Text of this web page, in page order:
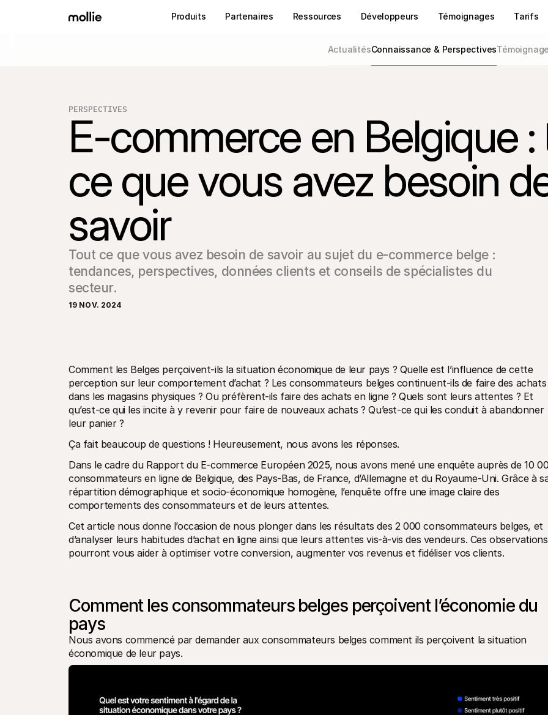
Produits Partenaires Ressources Développeurs Témoignages Tarifs
ActualitésConnaissance & Perspectives
PERSPECTIVES
E-commerce en Belgique :
ce que vous avez besoin
savoir
Tout ce que vous avez besoin de savoir au sujet du e-commerce belge :
tendances, perspectives, données clients et conseils de spécialistes du
secteur.
19 NOV. 2024
Comment les Belges perçoivent-ils la situation économique de leur pays ? Quelle est l’influence de cette
perception sur leur comportement d’achat ? Les consommateurs belges continuent-ils de faire des achats
dans les magasins physiques ? Ou préfèrent-ils faire des achats en ligne ? Quels sont leurs attentes ? Et
qu’est-ce qui les incite à y revenir pour faire de nouveaux achats ? Qu’est-ce qui les conduit à abandonner
leur panier ?
Ça fait beaucoup de questions ! Heureusement, nous avons les réponses.
Dans le cadre du Rapport du E-commerce Européen 2025, nous avons mené une enquête auprès de 10
consommateurs en ligne de Belgique, des Pays-Bas, de France, d’Allemagne et du Royaume-Uni. Grâce à
répartition démographique et socio-économique homogène, l’enquête offre une image claire des
comportements des consommateurs et de leurs attentes.
Cet article nous donne l’occasion de nous plonger dans les résultats des 2 000 consommateurs belges, et
d’analyser leurs habitudes d’achat en ligne ainsi que leurs attentes vis-à-vis des vendeurs. Ces observations
pourront vous aider à optimiser votre conversion, augmenter vos revenus et fidéliser vos clients.
Comment les consommateurs belges perçoivent l’économie du
pays
Nous avons commencé par demander aux consommateurs belges comment ils perçoivent la situation
économique de leur pays.